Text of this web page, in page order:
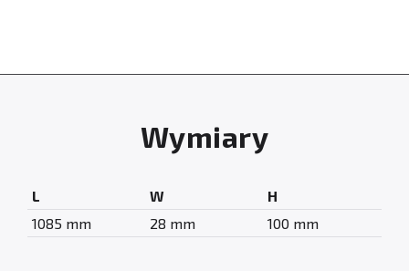
Wymiary
L W
H
1085 mm
28 mm 100 mm